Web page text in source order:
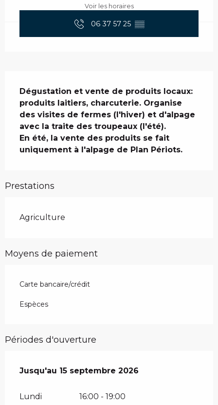
Voir les horaires
06 37 57 25 ▒▒
Dégustation et vente de produits locaux:
produits laitiers, charcuterie. Organise
des visites de fermes (l'hiver) et d'alpage
avec la traite des troupeaux (l'été).
En été, la vente des produits se fait
uniquement à l'alpage de Plan Périots.
Prestations
Agriculture
Moyens de paiement
Carte bancaire/crédit
Espèces
Périodes d'ouverture
Du1 juillet 2026au15 septembre 2026
Jusqu'au 15 septembre 2026
Lundi 16:00 - 19:00